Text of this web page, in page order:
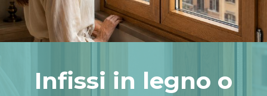
Contatti
Infissi in legno o